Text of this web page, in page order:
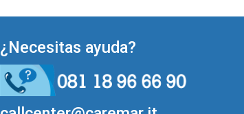
¿Necesitas ayuda?